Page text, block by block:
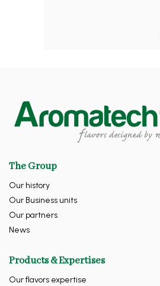
The Group
Our history
Our Business units
Our partners
News
Products & Expertises
Our flavors expertise